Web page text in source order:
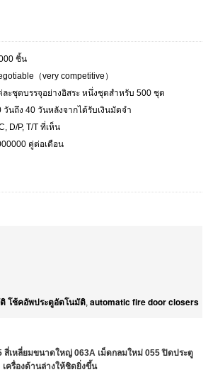
ชิ้น
（very competitive）
ละชุดบรรจุอย่างอิสระ หนึ่งชุดสำหรับ 500 ชุด
วันถึง 40 วันหลังจากได้รับเงินมัดจำ
D/P, T/T ที่เห็น
คู่ต่อเดือน
โช้คอัพประตูอัตโนมัติ, automatic fire door closers
สี่เหลี่ยมขนาดใหญ่ 063A เม็ดกลมใหม่ 055 ปิดประตู
เครื่องด้านล่างให้ชิดยิ่งขึ้น